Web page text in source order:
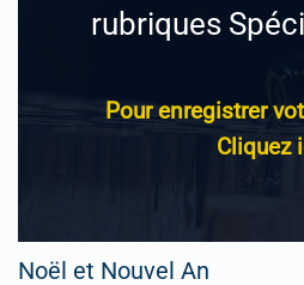
rubriques
Pour enregistrer
Cliquez
Noël et Nouvel An